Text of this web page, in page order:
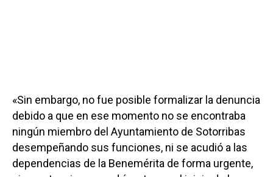
«Sin embargo, no fue posible formalizar la denuncia
debido a que en ese momento no se encontraba
ningún miembro del Ayuntamiento de Sotorribas
desempeñando sus funciones, ni se acudió a las
dependencias de la Benemérita de forma urgente,